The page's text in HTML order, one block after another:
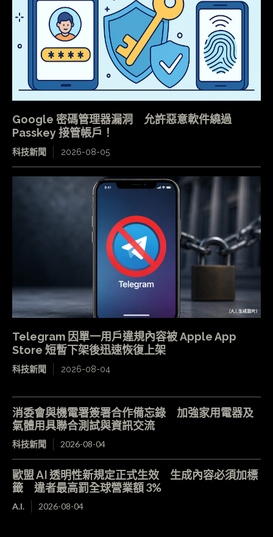
Google 密碼管理器漏洞 允許惡意軟件繞過
Passkey 接管帳戶！
科技新聞 2026-08-05
Telegram 因單一用戶違規內容被 Apple App
Store 短暫下架後迅速恢復上架
科技新聞 2026-08-04
消委會與機電署簽署合作備忘錄 加強家用電器及
氣體用具聯合測試與資訊交流
科技新聞 2026-08-04
歐盟 AI 透明性新規定正式生效 生成內容必須加標
籤 違者最高罰全球營業額 3%
A.I. 2026-08-04